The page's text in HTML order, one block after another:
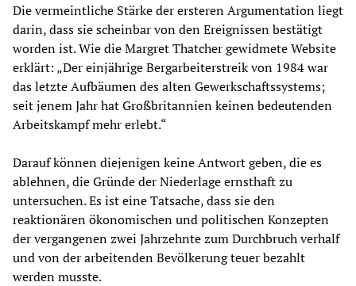
Die vermeintliche Stärke der ersteren Argumentation liegt
darin, dass sie scheinbar von den Ereignissen bestätigt
worden ist. Wie die Margret Thatcher gewidmete Website
erklärt: „Der einjährige Bergarbeiterstreik von 1984 war
das letzte Aufbäumen des alten Gewerkschaftssystems;
seit jenem Jahr hat Großbritannien keinen bedeutenden
Arbeitskampf mehr erlebt.“
Darauf können diejenigen keine Antwort geben, die es
ablehnen, die Gründe der Niederlage ernsthaft zu
untersuchen. Es ist eine Tatsache, dass sie den
reaktionären ökonomischen und politischen Konzepten
der vergangenen zwei Jahrzehnte zum Durchbruch verhalf
und von der arbeitenden Bevölkerung teuer bezahlt
werden musste.